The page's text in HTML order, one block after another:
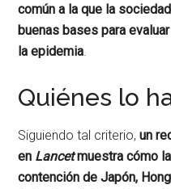
común a la que la
buenas bases para
la epidemia.
Quiénes lo
Siguiendo tal criterio,un
en Lancetmuestra cómo
contención de Japón,